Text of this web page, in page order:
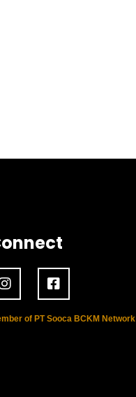
of PT Sooca BCKM Network